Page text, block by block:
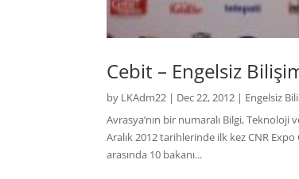
Cebit – Engelsiz
by LKAdm22 | Dec 22, 2012 | Engelsiz
Avrasya’nın bir numaralı Bilgi, Teknoloji
Aralık 2012 tarihlerinde ilk kez CNR
arasında 10 bakanı...